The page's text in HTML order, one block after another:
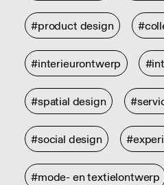
#product design
#interieurontwerp
#spatial design
#social design
#mode- en textielontwerp